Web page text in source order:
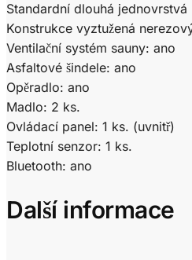
Standardní dlouhá
Konstrukce vyztužená
Ventilační systém sauny: ano
Asfaltové šindele: ano
Opěradlo: ano
Madlo: 2 ks.
Ovládací panel: 1 ks. (uvnitř)
Teplotní senzor: 1 ks.
Bluetooth: ano
Další informace